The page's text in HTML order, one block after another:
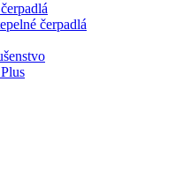
čerpadlá